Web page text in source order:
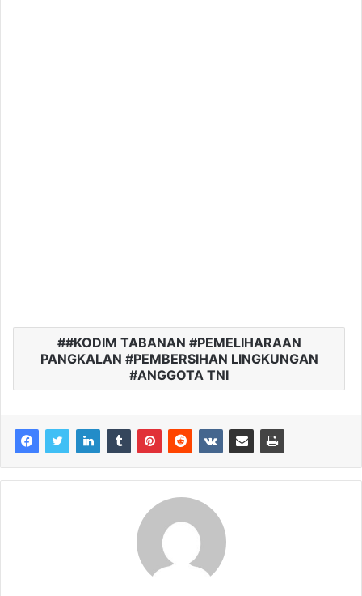
#KODIM TABANAN #PEMELIHARAAN
PANGKALAN #PEMBERSIHAN LINGKUNGAN
#ANGGOTA TNI